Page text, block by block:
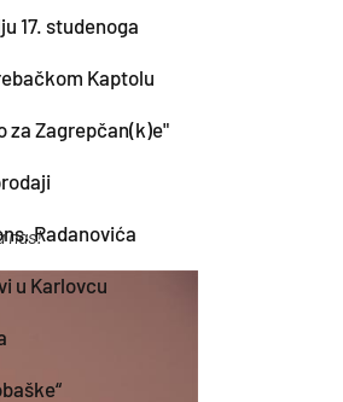
17. studenoga
Kaptolu
za Zagrepčan(k)e"
Radanovića
u Karlovcu
nas!